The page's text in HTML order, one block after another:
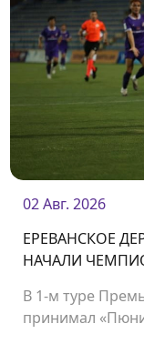
02 Авг. 2026
ЕРЕВАНСКОЕ
НАЧАЛИ
В 1-м туре
принимал